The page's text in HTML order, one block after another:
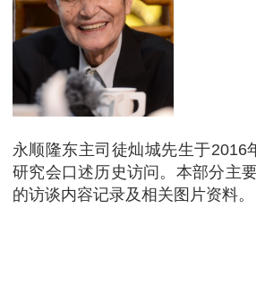
永顺隆东主司徒灿城先生于2016
研究会口述历史访问。本部分主
的访谈内容记录及相关图片资料。